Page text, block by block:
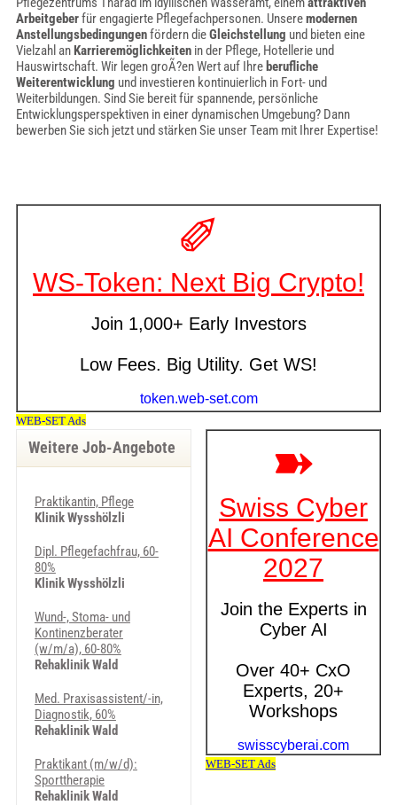
Arbeitgeberfür engagierte Pflegefachpersonen. Unseremodernen
Anstellungsbedingungenfördern dieGleichstellung und bieten eine
Vielzahl anKarrieremöglichkeitenin der Pflege, Hotellerie und
Hauswirtschaft. Wir legen groÃ?en Wert auf Ihre berufliche
Weiterentwicklung und investieren kontinuierlich in Fort- und
Weiterbildungen. Sind Sie bereit für spannende, persönliche
Entwicklungsperspektiven in einer dynamischen Umgebung? Dann
bewerben Sie sich jetzt und stärken Sie unser Team mit Ihrer Expertise!
Weitere Job-Angebote
Praktikantin, Pflege
Klinik Wysshölzli
Dipl. Pflegefachfrau, 60-
80%
Klinik Wysshölzli
Wund-, Stoma- und
Kontinenzberater
(w/m/a), 60-80%
Rehaklinik Wald
Med. Pra­xi­sas­sis­ten­t/-in,
Diagnostik, 60%
Rehaklinik Wald
Praktikant (m/w/d):
Sporttherapie
Rehaklinik Wald